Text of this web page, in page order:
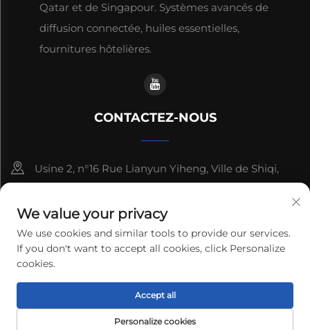
Qatar et de Singapour. Systèmes avancés de
diffusion connectée, huiles essentielles,
fournitures hôtelières.
CONTACTEZ-NOUS
Usine 2, n°16 Rue Lianyun Yiheng, Ville de Shiqi,
+86-13192436782
[email protected]
Droits d'auteur © 2025 cnus tech (guangdong) co.,ltd. Tous
droits réservés. Politique de confidentialité
We value your privacy
We use cookies and similar tools to provide our services.
If you don't want to accept all cookies, click Personalize
cookies.
Personalize cookies
Accept all